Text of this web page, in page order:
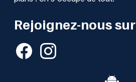
Rejoignez-nous sur